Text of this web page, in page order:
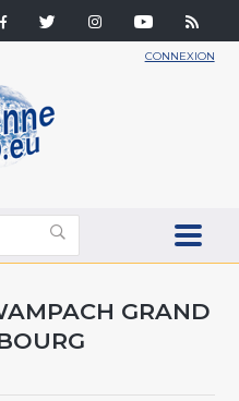
CONNEXION
GRAND